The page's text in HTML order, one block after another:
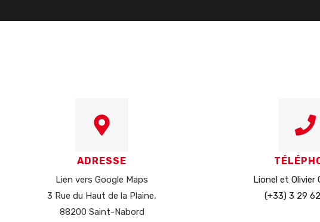
ADRESSE
Lien vers Google Maps
3 Rue du Haut de la Plaine,
88200 Saint-Nabord
Lionel et Olivier
(+33) 3 29